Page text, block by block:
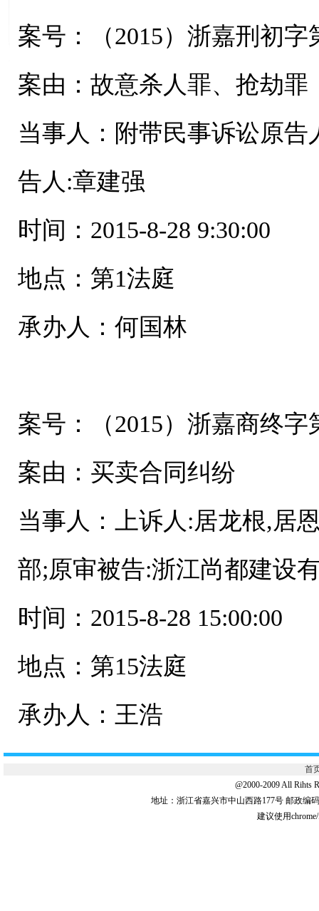
案号：（2015）浙嘉刑初字
案由：故意杀人罪、抢劫罪
当事人：附带民事诉讼原
告人:章建强
时间：2015-8-28 9:30:00
地点：第1法庭
承办人：何国林
案号：（2015）浙嘉商终字
案由：买卖合同纠纷
当事人：上诉人:居龙根,居
部;原审被告:浙江尚都建设
时间：2015-8-28 15:00:00
地点：第15法庭
承办人：王浩
首
@2000-2009 All Rihts
地址：浙江省嘉兴市中山西路177号 邮政编
建议使用